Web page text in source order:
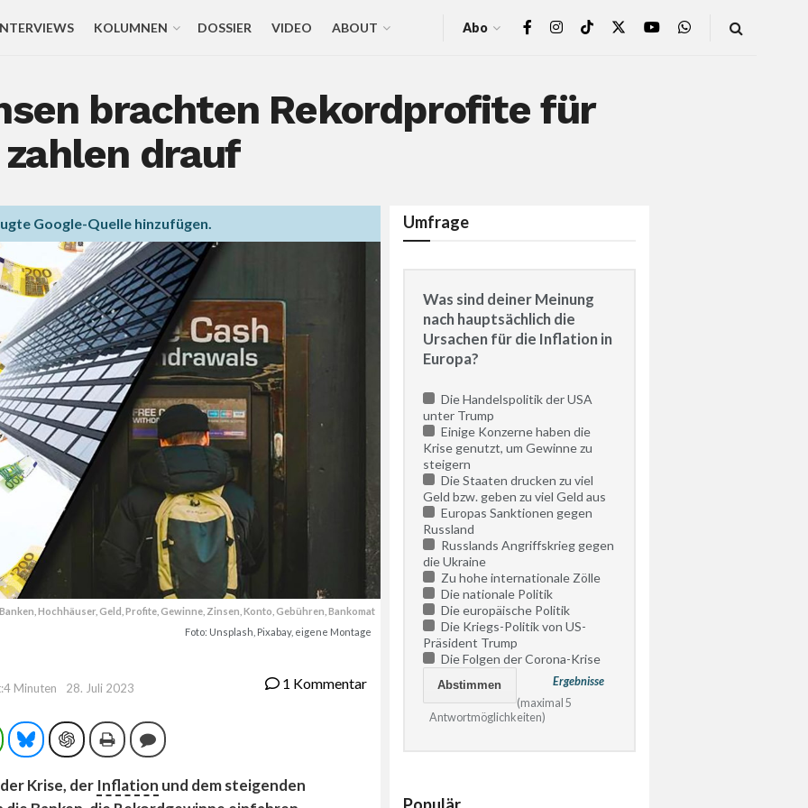
KOLUMNEN DOSSIER VIDEO ABOUT Abo
brachten Rekordprofite für
drauf
Google-Quelle hinzufügen.
Banken, Hochhäuser, Geld, Profite, Gewinne, Zinsen, Konto, Gebühren, Bankomat
Foto: Unsplash, Pixabay, eigene Montage
Minuten 28. Juli 2023 1 Kommentar
WhatsAppBlueskyChatGPTDruckenKommentieren
Krise, der Inflation und dem steigenden
Umfrage
Was sind deiner Meinung
nach hauptsächlich die
Ursachen für die Inflation in
Europa?
Die Handelspolitik der USA
unter Trump
Einige Konzerne haben die
Krise genutzt, um Gewinne zu
steigern
Die Staaten drucken zu viel
Geld bzw. geben zu viel Geld aus
Europas Sanktionen gegen
Russland
Russlands Angriffskrieg gegen
die Ukraine
Zu hohe internationale Zölle
Die nationale Politik
Die europäische Politik
Die Kriegs-Politik von US-
Präsident Trump
Die Folgen der Corona-Krise
Ergebnisse
(maximal 5
Antwortmöglichkeiten)